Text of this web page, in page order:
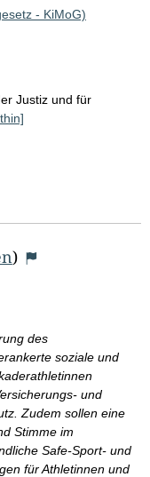
- KiMoG)
Justiz und für
)
des
soziale und
und
Zudem sollen eine
Stimme im
Safe-Sport- und
für Athletinnen und